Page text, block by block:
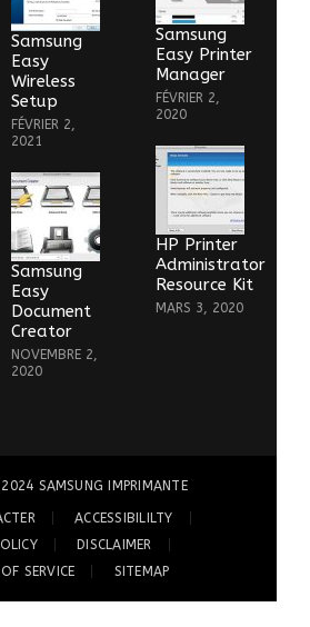
Samsung
Easy
Wireless
Setup
FÉVRIER 2,
2021
Samsung
Easy
Document
Creator
NOVEMBRE 2,
2020
Samsung
Easy Printer
Manager
FÉVRIER 2,
2020
HP Printer
Administrator
Resource Kit
MARS 3, 2020
SAMSUNG IMPRIMANTE
ACCESSIBILILTY
DISCLAIMER
SERVICE
SITEMAP